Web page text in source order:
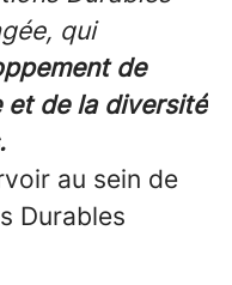
qui
de
de la diversité
au sein de
Durables